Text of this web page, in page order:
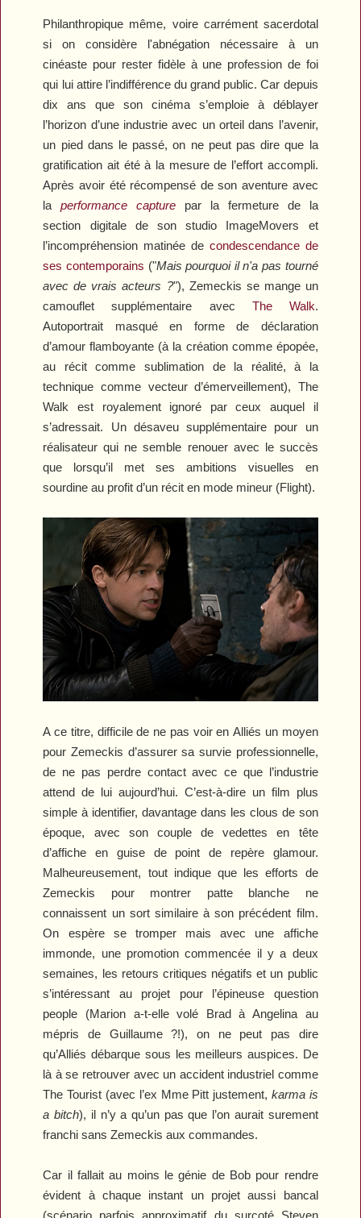
Philanthropique même, voire carrément sacerdotal
si on considère l'abnégation nécessaire à un
cinéaste pour rester fidèle à une profession de foi
qui lui attire l’indifférence du grand public. Car depuis
dix ans que son cinéma s’emploie à déblayer
l’horizon d’une industrie avec un orteil dans l’avenir,
un pied dans le passé, on ne peut pas dire que la
gratification ait été à la mesure de l’effort accompli.
Après avoir été récompensé de son aventure avec
laperformance capture par la fermeture de la
section digitale de son studio ImageMovers et
l’incompréhension matinée de condescendance de
ses contemporains ("Mais pourquoi il n'a pas tourné
avec de vrais acteurs ?"), Zemeckis se mange un
camouflet supplémentaire avec The Walk.
Autoportrait masqué en forme de déclaration
d’amour flamboyante (à la création comme épopée,
au récit comme sublimation de la réalité, à la
technique comme vecteur d’émerveillement), The
Walk est royalement ignoré par ceux auquel il
s’adressait. Un désaveu supplémentaire pour un
réalisateur qui ne semble renouer avec le succès
que lorsqu’il met ses ambitions visuelles en
sourdine au profit d’un récit en mode mineur (Flight).
A ce titre, difficile de ne pas voir enAlliés un moyen
pour Zemeckis d’assurer sa survie professionnelle,
de ne pas perdre contact avec ce que l’industrie
attend de lui aujourd’hui. C’est-à-dire un film plus
simple à identifier, davantage dans les clous de son
époque, avec son couple de vedettes en tête
d’affiche en guise de point de repère glamour.
Malheureusement, tout indique que les efforts de
Zemeckis pour montrer patte blanche ne
connaissent un sort similaire à son précédent film.
On espère se tromper mais avec une affiche
immonde, une promotion commencée il y a deux
semaines, les retours critiques négatifs et un public
s’intéressant au projet pour l’épineuse question
people (Marion a-t-elle volé Brad à Angelina au
mépris de Guillaume ?!), on ne peut pas dire
qu’Alliés débarque sous les meilleurs auspices. De
là à se retrouver avec un accident industriel comme
The Tourist (avec l’ex Mme Pitt justement, karma is
a bitch), il n’y a qu’un pas que l’on aurait surement
franchi sans Zemeckis aux commandes.
Car il fallait au moins le génie de Bob pour rendre
évident à chaque instant un projet aussi bancal
(scénario parfois approximatif du surcoté Steven